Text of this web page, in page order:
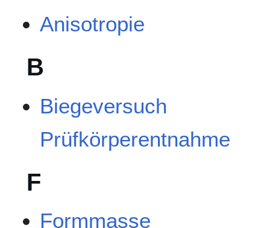
Anisotropie
B
Biegeversuch
Prüfkörperentnahme
F
Formmasse